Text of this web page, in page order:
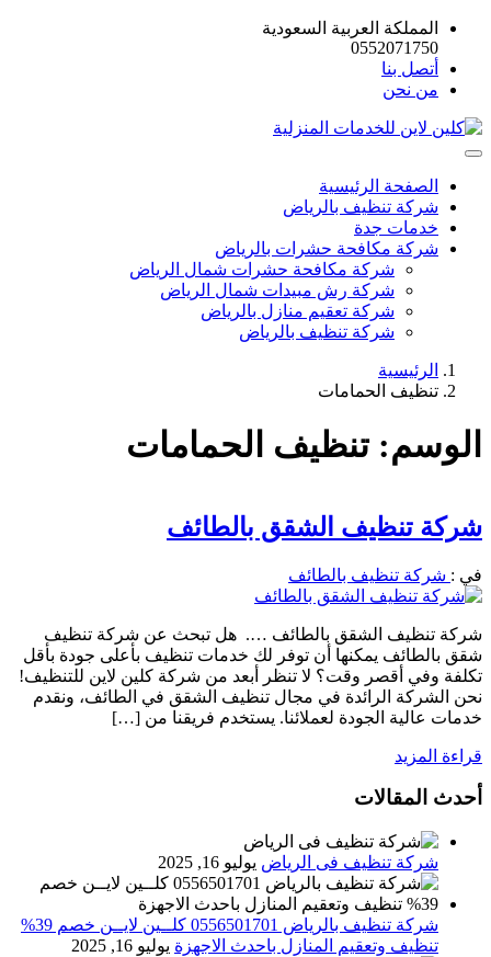
المملكة العربية السعودية
0552071750
أتصل بنا
من نحن
الصفحة الرئيسية
شركة تنظيف بالرياض
خدمات جدة
شركة مكافحة حشرات بالرياض
شركة مكافحة حشرات شمال الرياض
شركة رش مبيدات شمال الرياض
شركة تعقيم منازل بالرياض
شركة تنظيف بالرياض
الرئيسية
تنظيف الحمامات
الوسم:تنظيف الحمامات
شركة تنظيف الشقق بالطائف
في : شركة تنظيف بالطائف
شركة تنظيف الشقق بالطائف …. هل تبحث عن شركة تنظيف
شقق بالطائف يمكنها أن توفر لك خدمات تنظيف بأعلى جودة بأقل
تكلفة وفي أقصر وقت؟ لا تنظر أبعد من شركة كلين لاين للتنظيف!
نحن الشركة الرائدة في مجال تنظيف الشقق في الطائف، ونقدم
خدمات عالية الجودة لعملائنا. يستخدم فريقنا من […]
قراءة المزيد
أحدث المقالات
شركة تنظيف فى الرياض يوليو 16, 2025
شركة تنظيف بالرياض 0556501701 كلــين لايــن خصم 39%
تنظيف وتعقيم المنازل باحدث الاجهزة يوليو 16, 2025